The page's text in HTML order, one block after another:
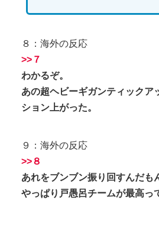
８：海外の反応
>>７
わかるぞ。
あの超ヘビーギガンティックア
ション上がった。
９：海外の反応
>>８
あれをブンブン振り回すんだも
やっぱり戸愚呂チームが最高っ